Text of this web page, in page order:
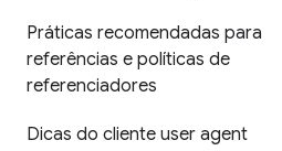
Práticas recomendadas para
referências e políticas de
referenciadores
Dicas do cliente user agent